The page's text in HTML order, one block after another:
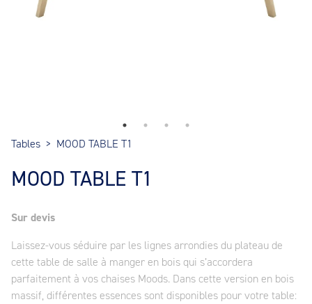
Tables > MOOD TABLE T1
MOOD TABLE T1
Sur devis
Laissez-vous séduire par les lignes arrondies du plateau de
cette table de salle à manger en bois qui s’accordera
parfaitement à vos chaises Moods. Dans cette version en bois
massif, différentes essences sont disponibles pour votre table: